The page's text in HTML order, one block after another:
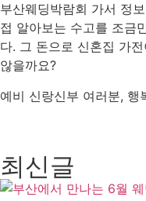
부산웨딩박람회 가서 정
접 알아보는 수고를 조금
다. 그 돈으로 신혼집 가
않을까요?
예비 신랑신부 여러분, 행
최신글